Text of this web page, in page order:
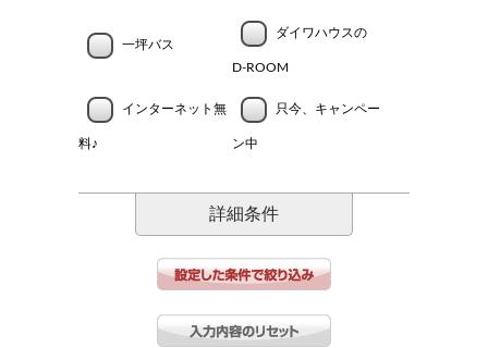
一坪バス
ダイワハウスの
D-ROOM
インターネット無
料♪
只今、キャンペー
ン中